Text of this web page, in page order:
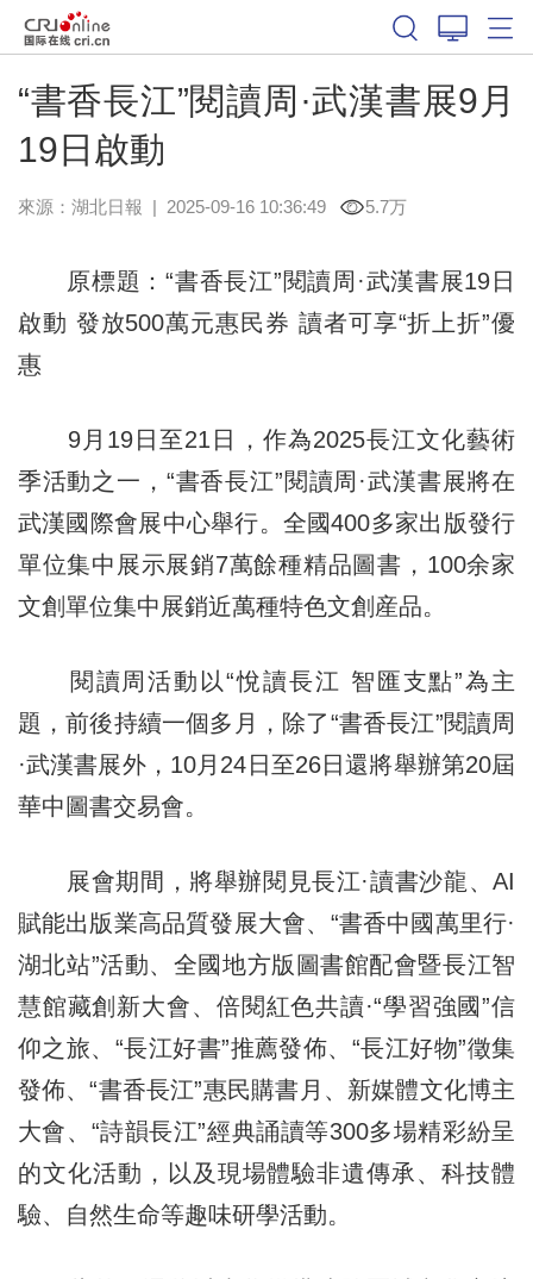
“書香長江”閱讀周·武漢書展9月
19日啟動
來源： 湖北日報 | 2025-09-16 10:36:49 5.7万
原標題：“書香長江”閱讀周·武漢書展19日
啟動 發放500萬元惠民券 讀者可享“折上折”優
惠
9月19日至21日，作為2025長江文化藝術
季活動之一，“書香長江”閱讀周·武漢書展將在
武漢國際會展中心舉行。全國400多家出版發行
單位集中展示展銷7萬餘種精品圖書，100余家
文創單位集中展銷近萬種特色文創産品。
閱讀周活動以“悅讀長江 智匯支點”為主
題，前後持續一個多月，除了“書香長江”閱讀周
·武漢書展外，10月24日至26日還將舉辦第20屆
華中圖書交易會。
展會期間，將舉辦閱見長江·讀書沙龍、AI
賦能出版業高品質發展大會、“書香中國萬里行·
湖北站”活動、全國地方版圖書館配會暨長江智
慧館藏創新大會、倍閱紅色共讀·“學習強國”信
仰之旅、“長江好書”推薦發佈、“長江好物”徵集
發佈、“書香長江”惠民購書月、新媒體文化博主
大會、“詩韻長江”經典誦讀等300多場精彩紛呈
的文化活動，以及現場體驗非遺傳承、科技體
驗、自然生命等趣味研學活動。